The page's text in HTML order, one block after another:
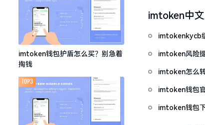
imtoken钱包护盾怎么买？别急着
掏钱
TOP3
imtoken中
imtokenkycb
imtoken风险
imtoken怎么
imtoken钱包
imtoken钱包